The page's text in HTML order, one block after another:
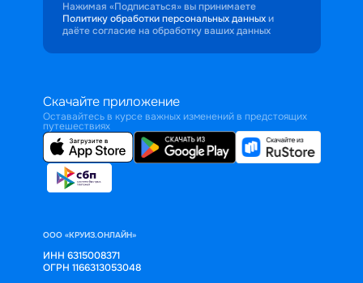
Нажимая «Подписаться» вы принимаете
Политику обработки персональных данных и
даёте согласие на обработку ваших данных
Скачайте приложение
Оставайтесь в курсе важных изменений в предстоящих
путешествиях
ООО «КРУИЗ.ОНЛАЙН»
ИНН 6315008371
ОГРН 1166313053048